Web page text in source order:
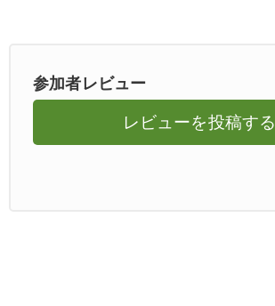
参加者レビュー
レビューを投稿する